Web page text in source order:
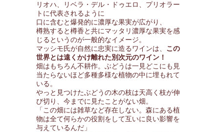
リオハ、リベラ・デル・ドゥエロ、プリオラー
トに代表されるように
口に含むと爆発的に濃厚な果実が広がり、
樽熟すると樽香と共にマッタリ濃厚な果実を感
じるというのが一般的なイメージ。
マッシモ氏が自然に忠実に造るワインは、 この
世界とは遠くかけ離れた別次元のワイン！
畑はもちろん不耕作。ぶどうは一見どこにも見
当たらないほど多種多様な植物の中に埋もれて
いる。
やっと見つけたぶどうの木の枝は天高く枝が伸
び切り、今までに見たことがない畑。
「この畑には雑草など存在しない。森にある植
物は全て何らかの役割をして互いに良い影響を
与えているんだ」